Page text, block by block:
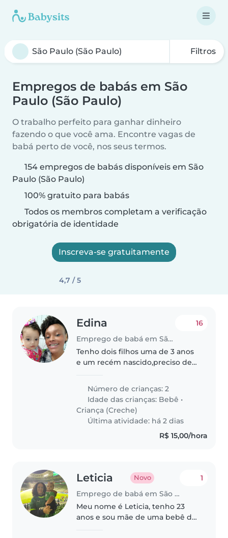
Filtros
Empregos de babás em São
Paulo (São Paulo)
O trabalho perfeito para ganhar dinheiro
fazendo o que você ama. Encontre vagas de
babá perto de você, nos seus termos.
154 empregos de babás disponíveis em São
Paulo (São Paulo)
100% gratuito para babás
Todos os membros completam a verificação
obrigatória de identidade
Inscreva-se gratuitamente
4,7 / 5
Edina
Emprego de babá em São Paulo (São Paulo)
16
Tenho dois filhos uma de 3 anos
e um recém nascido,preciso de
cuidar dos afazeres das crianças.
E se conseguir e gostar de
fazeres de casa melhor ainda.
Número de crianças: 2
Idade das crianças: Bebê •
Criança (Creche)
Última atividade: há 2 dias
R$ 15,00/hora
Leticia Novo
Emprego de babá em São Paulo (São Paulo)
1
Meu nome é Leticia, tenho 23
anos e sou mãe de uma bebê de